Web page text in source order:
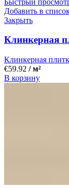
Добавить в
Закрыть
Клинкерная
Клинкерная
€59.92 / м²
В корзину